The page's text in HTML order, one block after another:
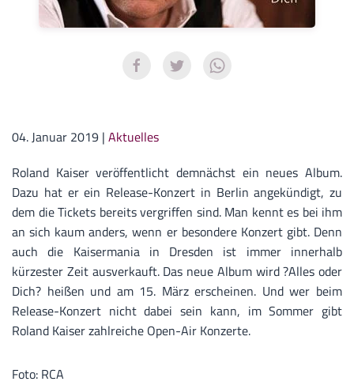
04. Januar 2019 | Aktuelles
Roland Kaiser veröffentlicht demnächst ein neues Album.
Dazu hat er ein Release-Konzert in Berlin angekündigt, zu
dem die Tickets bereits vergriffen sind. Man kennt es bei ihm
an sich kaum anders, wenn er besondere Konzert gibt. Denn
auch die Kaisermania in Dresden ist immer innerhalb
kürzester Zeit ausverkauft. Das neue Album wird ?Alles oder
Dich? heißen und am 15. März erscheinen. Und wer beim
Release-Konzert nicht dabei sein kann, im Sommer gibt
Roland Kaiser zahlreiche Open-Air Konzerte.
Foto: RCA